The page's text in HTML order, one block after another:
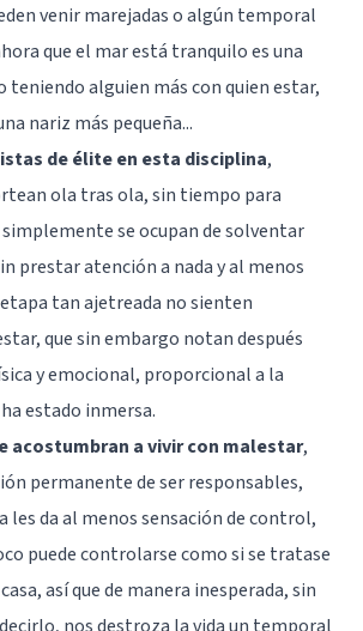
venir marejadas o algún temporal
que el mar está tranquilo es una
teniendo alguien más con quien estar,
nariz más pequeña...
de élite en esta disciplina,
ola tras ola, sin tiempo para
se ocupan de solventar
prestar atención a nada y al menos
tan ajetreada no sienten
que sin embargo notan después
y emocional, proporcional a la
estado inmersa.
acostumbran a vivir con malestar,
permanente de ser responsables,
da al menos sensación de control,
puede controlarse como si se tratase
así que de manera inesperada, sin